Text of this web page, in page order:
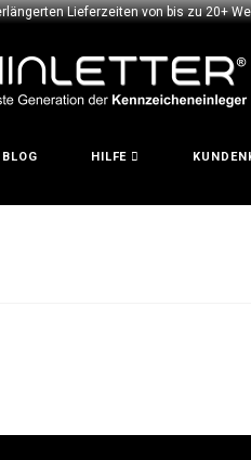
Lieferzeiten von bis zu 20+
BLOG HILFE